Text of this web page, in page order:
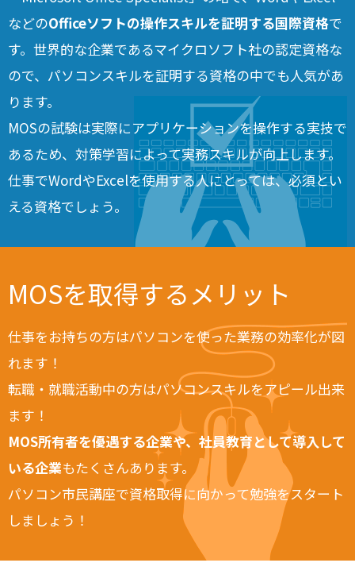
などのOfficeソフトの操作スキルを証明する国際資格で
す。世界的な企業であるマイクロソフト社の認定資格な
ので、パソコンスキルを証明する資格の中でも人気があ
ります。
MOSの試験は実際にアプリケーションを操作する実技で
あるため、対策学習によって実務スキルが向上します。
仕事でWordやExcelを使用する人にとっては、必須とい
える資格でしょう。
MOSを取得するメリット
仕事をお持ちの方はパソコンを使った業務の効率化が図
れます！
転職・就職活動中の方はパソコンスキルをアピール出来
ます！
MOS所有者を優遇する企業や、社員教育として導入して
いる企業もたくさんあります。
パソコン市民講座で資格取得に向かって勉強をスタート
しましょう！